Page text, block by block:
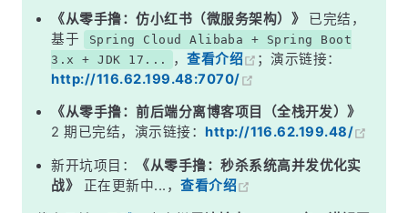
《从零手撸：仿小红书（微服务架构）》
已完结，
基于
Spring Cloud Alibaba + Spring Boot
3.x + JDK 17...
，查看介绍
；演示链接：
http://116.62.199.48:7070/
《从零手撸：前后端分离博客项目（全栈开发）》
2 期已完结，演示链接： http://116.62.199.48/
新开坑项目：
《从零手撸：秒杀系统高并发优化实
战》
正在更新中...，查看介绍